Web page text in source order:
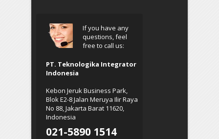
If you have any
questions, feel
free to call us:
PT. Teknologika Integrator
Indonesia
Kebon Jeruk Business Park,
Blok E2-8 Jalan Meruya Ilir Raya
No 88, Jakarta Barat 11620,
Indonesia
021-5890 1514